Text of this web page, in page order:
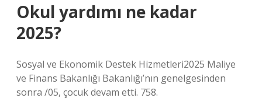
Okul yardımı ne kadar
2025?
Sosyal ve Ekonomik Destek Hizmetleri2025 Maliye
ve Finans Bakanlığı Bakanlığı’nın genelgesinden
sonra /05, çocuk devam etti. 758.